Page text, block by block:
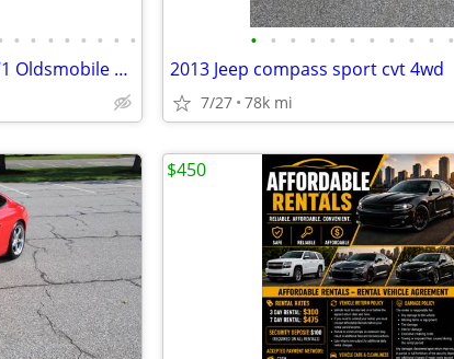
• • • • • • • •
Super Clean ! Super Solid ! 1971 Oldsmobile Delta 88 Convertible !!
• • • • • • • • • • •
2013 Jeep compass sport cvt 4wd
7/27 78k mi
$450